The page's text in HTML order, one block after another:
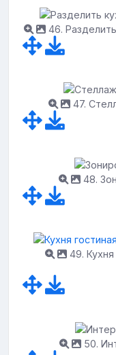
46.
47.
48.
49. Кухня
50.